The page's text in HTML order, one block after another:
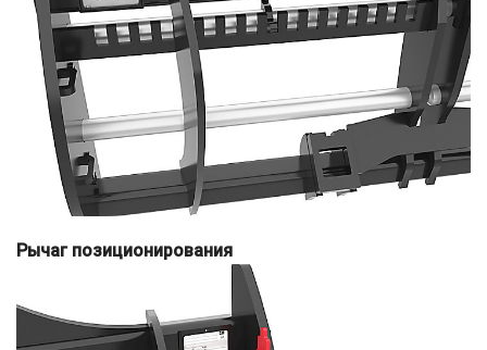
Рычаг позиционирования